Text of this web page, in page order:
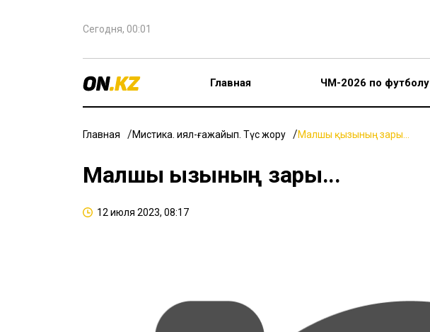
Сегодня, 00:01
Главная ЧМ-2026 по футболу
Главная Мистика. Қиял-ғажайып. Түс жору Малшы қызының зары...
Малшы қызының зары...
12 июля 2023, 08:17